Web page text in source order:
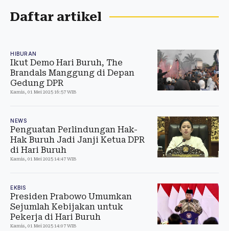
Daftar artikel
HIBURAN
Ikut Demo Hari Buruh, The
Brandals Manggung di Depan
Gedung DPR
Kamis, 01 Mei 2025 16:57 WIB
NEWS
Penguatan Perlindungan Hak-
Hak Buruh Jadi Janji Ketua DPR
di Hari Buruh
Kamis, 01 Mei 2025 14:47 WIB
EKBIS
Presiden Prabowo Umumkan
Sejumlah Kebijakan untuk
Pekerja di Hari Buruh
Kamis, 01 Mei 2025 14:07 WIB